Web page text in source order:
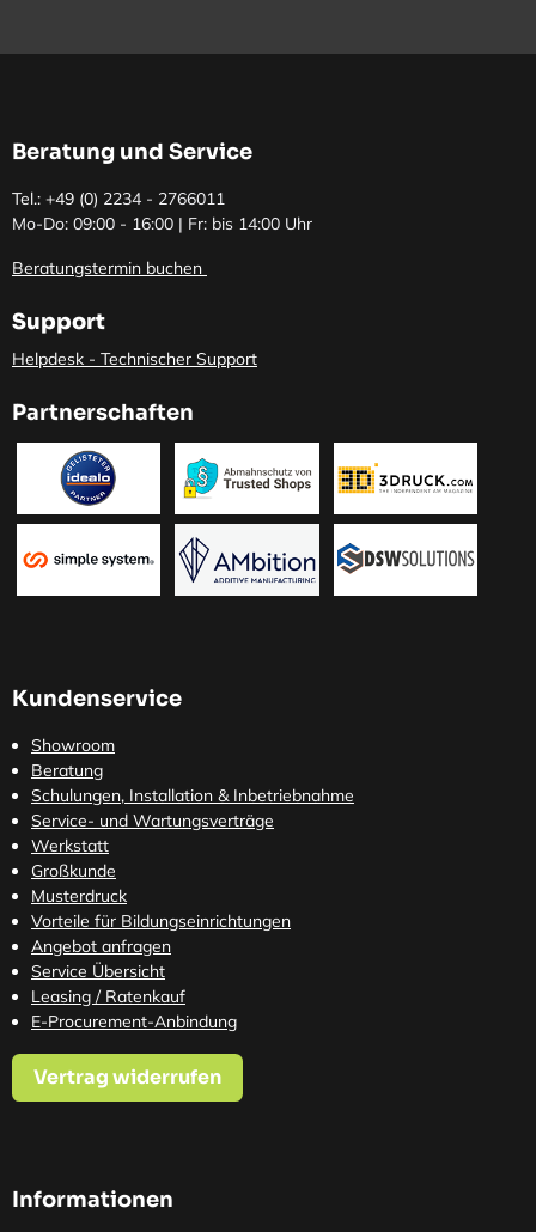
Beratung und Service
Tel.: +49 (0) 2234 - 2766011
Mo-Do: 09:00 - 16:00 | Fr: bis 14:00 Uhr
Beratungstermin buchen
Support
Helpdesk - Technischer Support
Partnerschaften
Kundenservice
Showroom
Beratung
Schulungen, Installation & Inbetriebnahme
Service- und Wartungsverträge
Werkstatt
Großkunde
Musterdruck
Vorteile für Bildungseinrichtungen
Angebot anfragen
Service Übersicht
Leasing / Ratenkauf
E-Procurement-Anbindung
Vertrag widerrufen
Informationen